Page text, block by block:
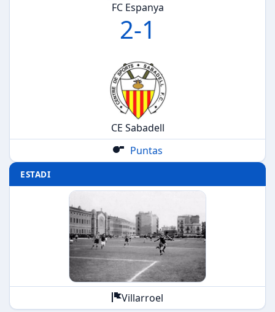
FC Espanya
2-1
CE Sabadell
Puntas
ESTADI
Villarroel